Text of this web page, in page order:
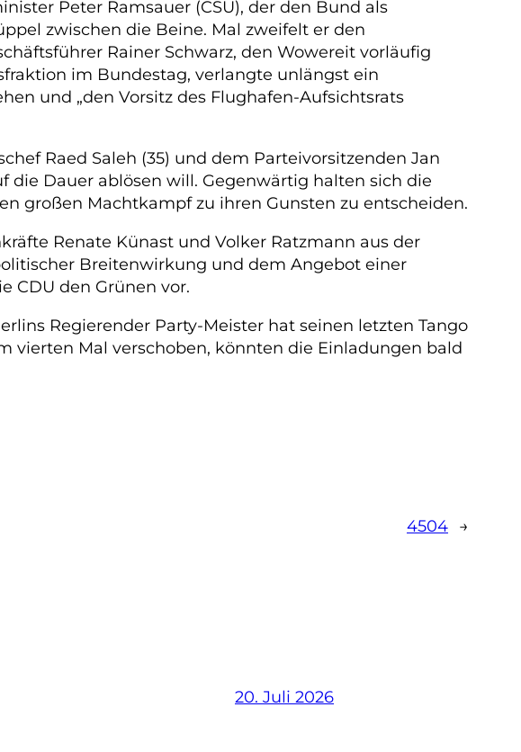
Peter Ramsauer (CSU), der den Bund als
zwischen die Beine. Mal zweifelt er den
Rainer Schwarz, den Wowereit vorläufig
im Bundestag, verlangte unlängst ein
und „den Vorsitz des Flughafen-Aufsichtsrats
Raed Saleh (35) und dem Parteivorsitzenden Jan
die Dauer ablösen will. Gegenwärtig halten sich die
großen Machtkampf zu ihren Gunsten zu entscheiden.
Renate Künast und Volker Ratzmann aus der
Breitenwirkung und dem Angebot einer
CDU den Grünen vor.
Regierender Party-Meister hat seinen letzten Tango
vierten Mal verschoben, könnten die Einladungen bald
4504 →
20. Juli 2026